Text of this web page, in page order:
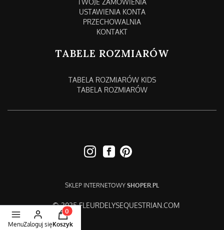
TWOJE ZAMÓWIENIA
USTAWIENIA KONTA
PRZECHOWALNIA
KONTAKT
TABELE ROZMIARÓW
TABELA ROZMIARÓW KIDS
TABELA ROZMIARÓW
SKLEP INTERNETOWY SHOPER.PL
© 2025 FLEURDELYSEQUESTRIAN.COM
MenuZaloguj się
Produkty w koszyku: 0. Zobacz szczegóły
Koszyk